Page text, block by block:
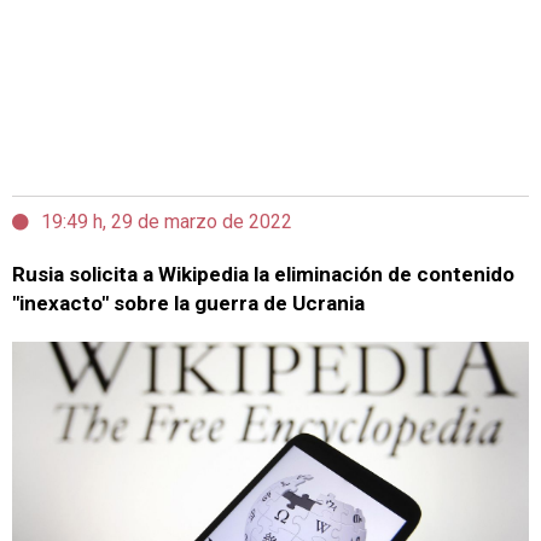
19:49 h, 29 de marzo de 2022
Rusia solicita a Wikipedia la eliminación de contenido
"inexacto" sobre la guerra de Ucrania